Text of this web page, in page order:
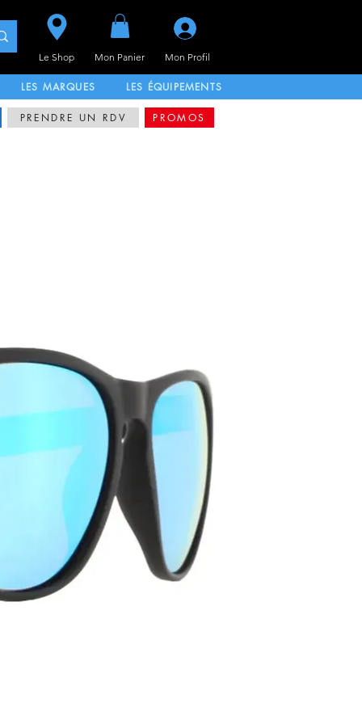
Le Shop Mon Panier Mon Profil
LES MARQUES LES ÉQUIPEMENTS
PROMOS
PRENDRE UN RDV